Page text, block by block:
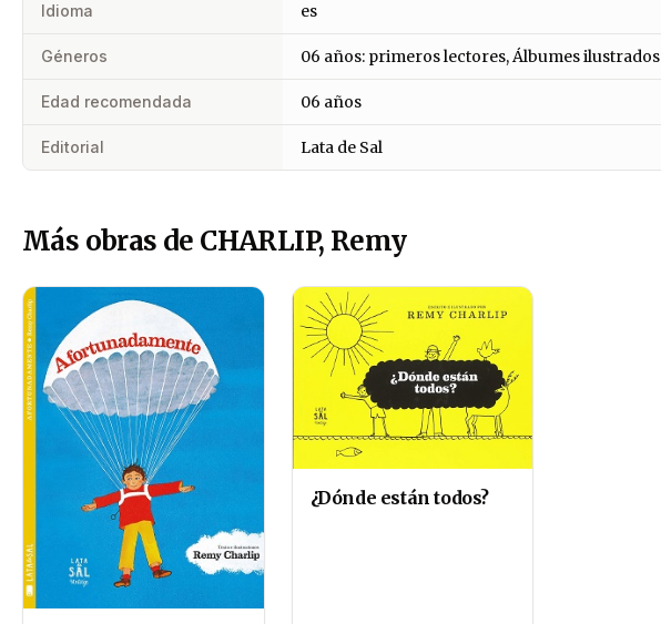
Idioma es
Géneros 06 años: primeros lectores, Álbumes ilustrados
Edad recomendada 06 años
Editorial Lata de Sal
Más obras de CHARLIP, Remy
¿Dónde están todos?